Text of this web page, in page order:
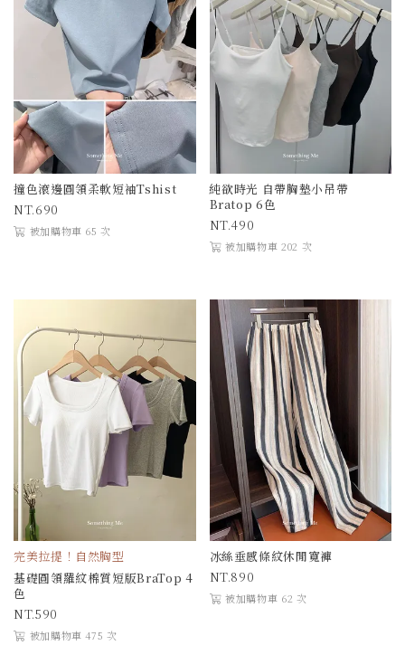
撞色滾邊圓領柔軟短袖Tshist
690
被加購物車 65 次
純欲時光 自帶胸墊小吊帶
Bratop 6色
490
被加購物車 202 次
完美拉提！自然胸型
基礎圓領羅紋棉質短版BraTop 4
色
590
被加購物車 475 次
冰絲垂感條紋休閒寬褲
890
被加購物車 62 次